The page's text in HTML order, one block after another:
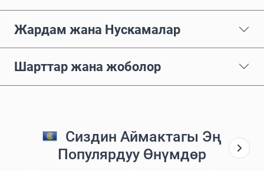
Жардам жана Нускамалар
Шарттар жана жоболор
Сиздин Аймактагы Эң
Популярдуу Өнүмдөр